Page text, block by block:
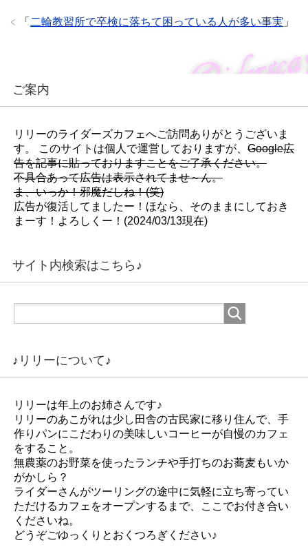
で
共
ィ
ン
ウ
開
き
す
)
し
い
す
で
共
ウ
開
き
ま
す
)
「 二輪教習所で卒検に落ちて困っている人が多い事実 」
ご案内
リリーのライダーズカフェへご訪問ありがとうございま
す。 このサイトは個人で運営しておりますが、 Google広
告を記事に貼っておりますことをご了承ください。
不具合あって広告は表示されてませ～ん。
ま、いっか！邪魔だしね！(笑)
広告が復活してましたー！ほなら、そのままにしておき
まーす！よろしくー！(2024/03/13現在)
サイト内検索はこちら♪
♪リリーについて♪
リリーは年上のお姉さんです♪
リリーのあこがれは少し田舎の古民家に移り住んで、手
作りパンにこだわりの美味しいコーヒーが自慢のカフェ
をすること。
無農薬のお野菜を使ったランチや手打ちのお蕎麦もいか
がかしら？
ライダーさんがツーリングの途中に気軽に立ち寄ってい
ただけるカフェをオープンするまで、ここでお付き合い
くださいね。
どうぞごゆっくりとおくつろぎください♪